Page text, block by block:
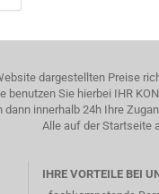
dargestellten Preise
benutzen Sie hierbei IHR
dann innerhalb 24h Ihre
Alle auf der Startseite
IHRE VORTEILE BEI